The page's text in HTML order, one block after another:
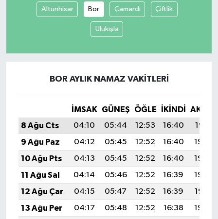
Altunhisar Bor Çamardı Çiftlik
Ulukışla
BOR AYLIK NAMAZ VAKITLERI
İMSAK GÜNEŞ ÖĞLE İKINDI
8 Ağu Cts
04:10 05:44 12:53 16:40
19:51
9 Ağu Paz
04:12 05:45 12:52 16:40
19:50
10 Ağu Pts
04:13 05:45 12:52 16:40
19:49
11 Ağu Sal
04:14 05:46 12:52 16:39
19:48
12 Ağu Çar
04:15 05:47 12:52 16:39
19:47
13 Ağu Per
04:17 05:48 12:52 16:38
19:45